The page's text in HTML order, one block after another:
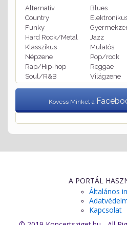
Alternatív
Blues
Country
Funky
Hard Rock/Metal
Jazz
Klasszikus
Mulatós
Népzene
Pop/rock
Rap/Hip-hop
Reggae
Soul/R&B
Világzene
Kövess Minket a
A PORTÁL
Általános
Kapcsolat